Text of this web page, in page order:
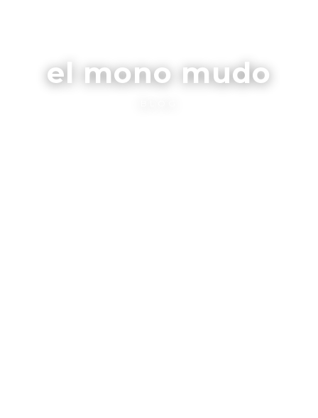
el mono mudo